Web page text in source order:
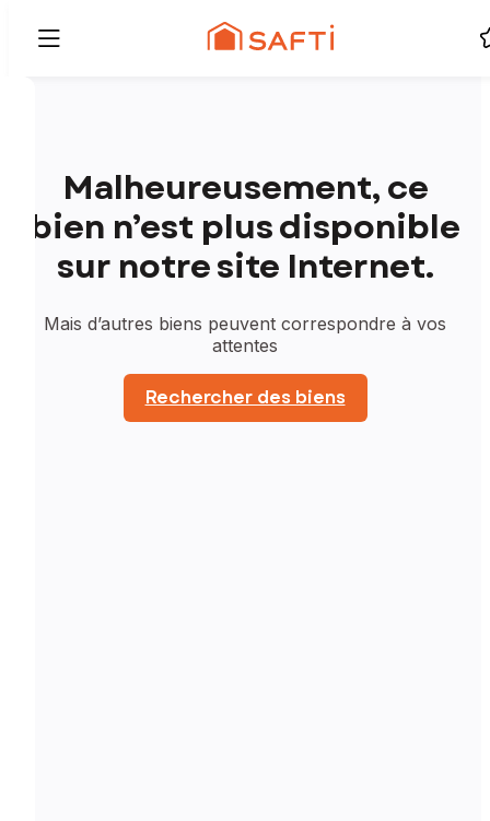
Malheureusement, ce
bien n’est plus disponible
sur notre site Internet.
Mais d’autres biens peuvent correspondre à vos
attentes
Rechercher des biens